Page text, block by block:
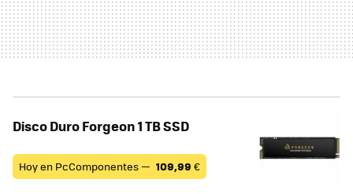
Disco Duro Forgeon 1 TB SSD
Hoy en PcComponentes — 109,99 €